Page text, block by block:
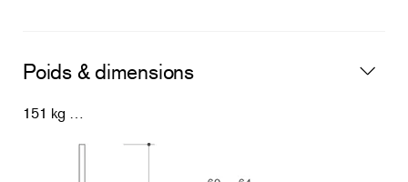
Poids & dimensions
151 kg …